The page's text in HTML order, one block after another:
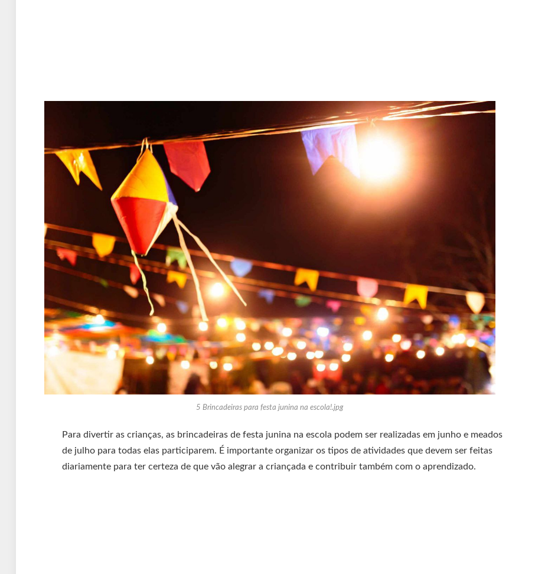
5 Brincadeiras para festa junina na escola!.jpg
Para divertir as crianças, as brincadeiras de festa junina na escola podem ser realizadas em junho e meados
de julho para todas elas participarem. É importante organizar os tipos de atividades que devem ser feitas
diariamente para ter certeza de que vão alegrar a criançada e contribuir também com o aprendizado.